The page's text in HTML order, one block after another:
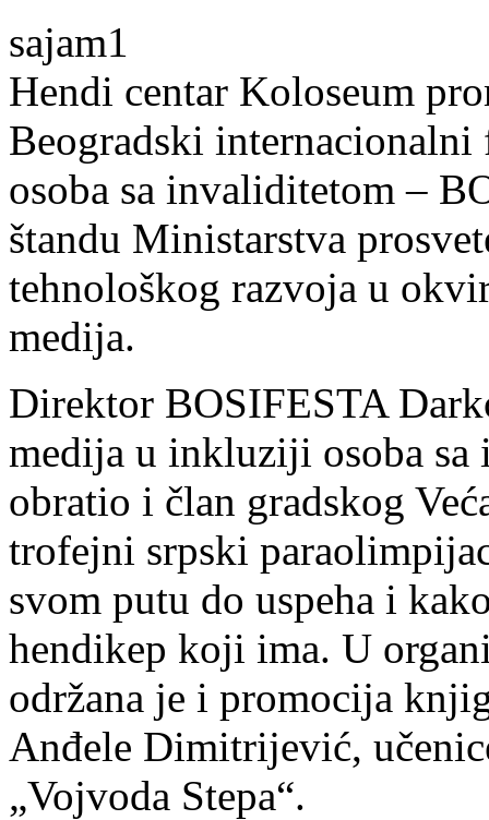
sajam1
Hendi centar Koloseum
Beogradski
osoba sa invaliditetom –
štandu Ministarstva
tehnološkog razvoja u
medija.
Direktor BOSIFESTA
medija u inkluziji osoba
obratio i član gradskog
trofejni srpski
svom putu do uspeha i
hendikep koji ima. U
održana je i promocija
Anđele Dimitrijević,
„Vojvoda Stepa“.